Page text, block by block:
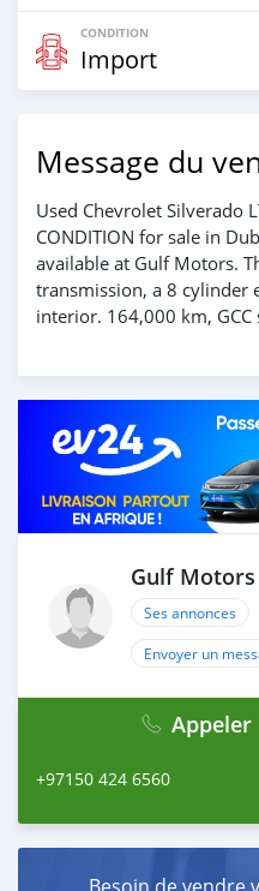
CONDITION
Import
Message du
Used Chevrolet Silverado
CONDITION for sale in
available at Gulf Motors.
transmission, a 8 cylinder
interior. 164,000 km, GCC
Gulf Motors
Ses annonces
Envoyer un
Appeler
+97150 424 6560